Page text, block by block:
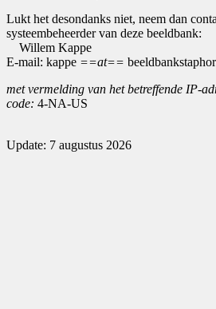
Lukt het desondanks niet, neem dan
systeembeheerder van deze beeldbank:
Willem Kappe
E-mail: kappe ==at==
met vermelding van het betreffende IP-
code: 4-NA-US
Update: 7 augustus 2026